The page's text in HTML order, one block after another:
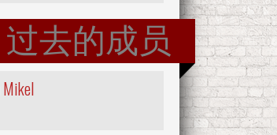
过去的成员
Mikel